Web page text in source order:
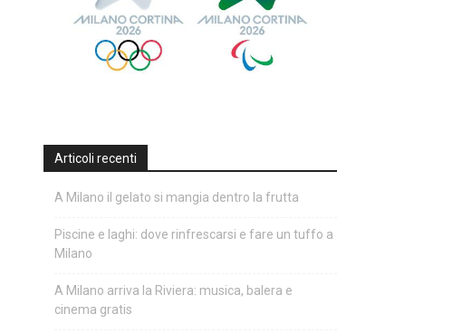
Articoli recenti
A Milano il gelato si mangia dentro la frutta
Piscine e laghi: dove rinfrescarsi e fare un tuffo a
Milano
A Milano arriva la Riviera: musica, balera e
cinema gratis